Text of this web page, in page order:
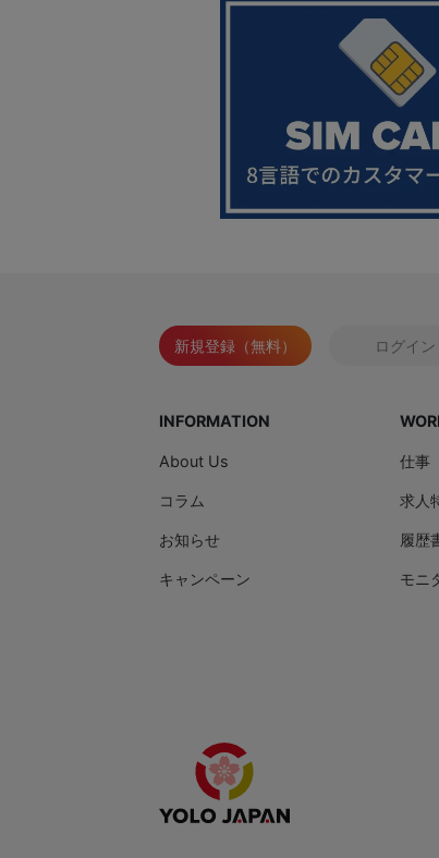
新規登録（無料） ログイン
INFORMATION
About Us
コラム
お知らせ
キャンペーン
仕事
求人
履歴
モニ